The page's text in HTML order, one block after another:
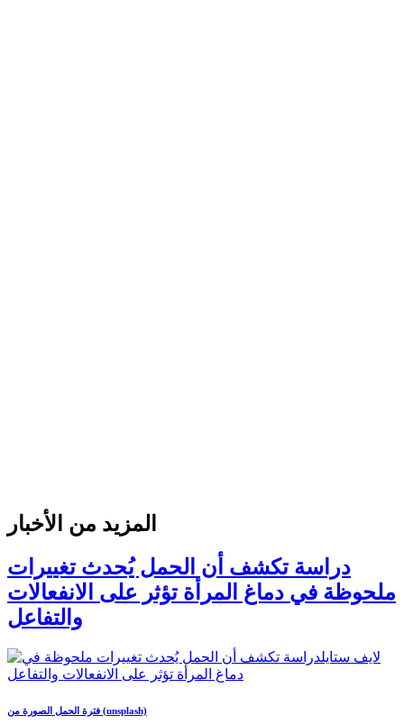
المزيد من الأخبار
دراسة تكشف أن الحمل يُحدث تغييرات
ملحوظة في دماغ المرأة تؤثر على الانفعالات
والتفاعل
فترة الحمل الصورة من (unsplash)